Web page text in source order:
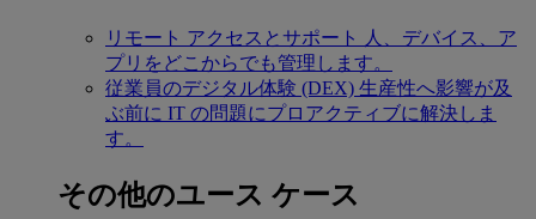
リモート アクセスとサポート
人、デバイス、ア
プリをどこからでも管理します。
従業員のデジタル体験 (DEX) 生産性へ影響が及
ぶ前に IT の問題にプロアクティブに解決しま
す。
その他のユース ケース